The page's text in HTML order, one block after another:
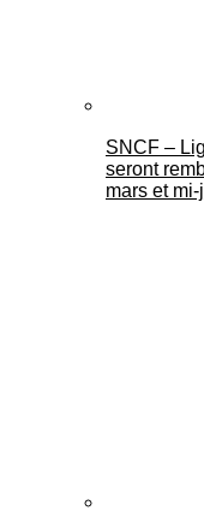
SNCF –
seront
mars et